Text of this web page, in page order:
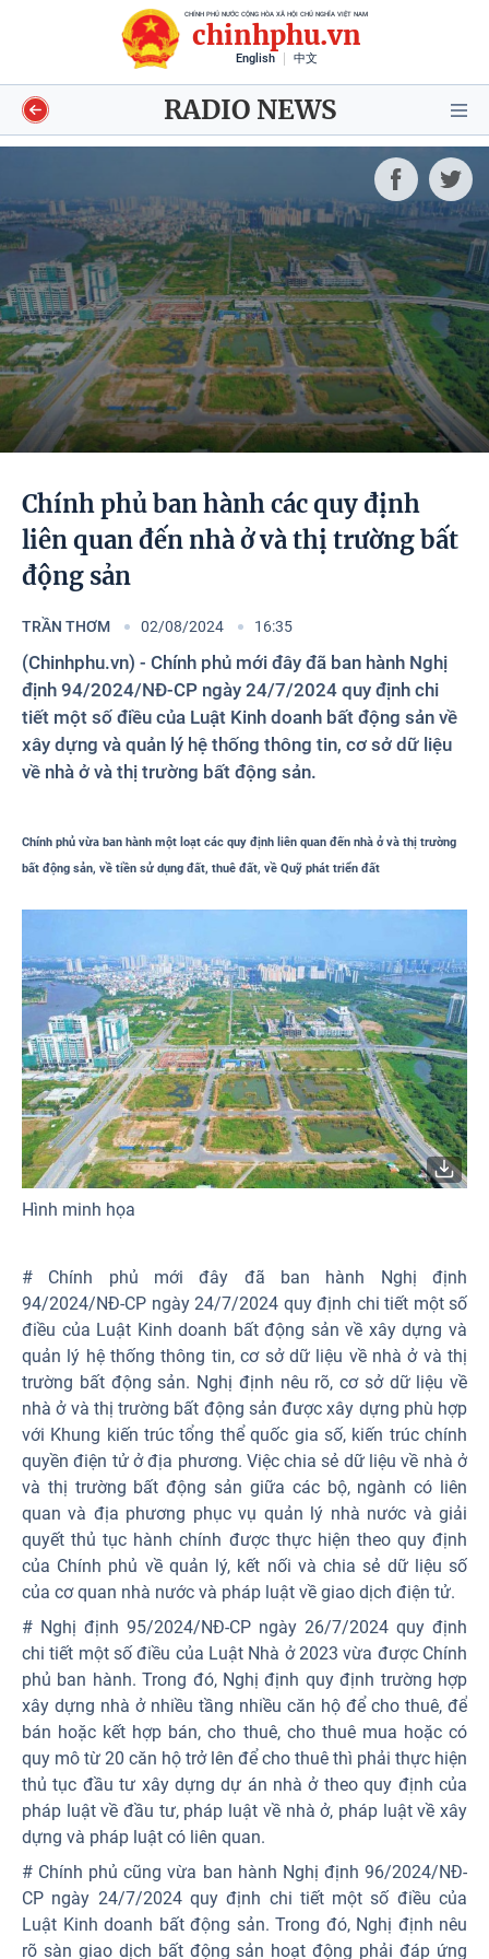
CHÍNH PHỦ NƯỚC CỘNG HÒA XÃ HỘI CHỦ NGHĨA VIỆT NAM
chinhphu.vn
English 中文
RADIO NEWS
Video
Voices
Shorts video
Longform
Infographics
Photos
Chính phủ ban hành các quy định
liên quan đến nhà ở và thị trường bất
động sản
TRẦN THƠM 02/08/2024 16:35
(Chinhphu.vn) - Chính phủ mới đây đã ban hành Nghị
định 94/2024/NĐ-CP ngày 24/7/2024 quy định chi
tiết một số điều của Luật Kinh doanh bất động sản về
xây dựng và quản lý hệ thống thông tin, cơ sở dữ liệu
về nhà ở và thị trường bất động sản.
Chính phủ vừa ban hành một loạt các quy định liên quan đến nhà ở và thị trường
bất động sản, về tiền sử dụng đất, thuê đất, về Quỹ phát triển đất
Hình minh họa
# Chính phủ mới đây đã ban hành Nghị định
94/2024/NĐ-CP ngày 24/7/2024 quy định chi tiết một số
điều của Luật Kinh doanh bất động sản về xây dựng và
quản lý hệ thống thông tin, cơ sở dữ liệu về nhà ở và thị
trường bất động sản. Nghị định nêu rõ, cơ sở dữ liệu về
nhà ở và thị trường bất động sản được xây dựng phù hợp
với Khung kiến trúc tổng thể quốc gia số, kiến trúc chính
quyền điện tử ở địa phương. Việc chia sẻ dữ liệu về nhà ở
và thị trường bất động sản giữa các bộ, ngành có liên
quan và địa phương phục vụ quản lý nhà nước và giải
quyết thủ tục hành chính được thực hiện theo quy định
của Chính phủ về quản lý, kết nối và chia sẻ dữ liệu số
của cơ quan nhà nước và pháp luật về giao dịch điện tử.
# Nghị định 95/2024/NĐ-CP ngày 26/7/2024 quy định
chi tiết một số điều của Luật Nhà ở 2023 vừa được Chính
phủ ban hành. Trong đó, Nghị định quy định trường hợp
xây dựng nhà ở nhiều tầng nhiều căn hộ để cho thuê, để
bán hoặc kết hợp bán, cho thuê, cho thuê mua hoặc có
quy mô từ 20 căn hộ trở lên để cho thuê thì phải thực hiện
thủ tục đầu tư xây dựng dự án nhà ở theo quy định của
pháp luật về đầu tư, pháp luật về nhà ở, pháp luật về xây
dựng và pháp luật có liên quan.
# Chính phủ cũng vừa ban hành Nghị định 96/2024/NĐ-
CP ngày 24/7/2024 quy định chi tiết một số điều của
Luật Kinh doanh bất động sản. Trong đó, Nghị định nêu
rõ sàn giao dịch bất động sản hoạt động phải đáp ứng